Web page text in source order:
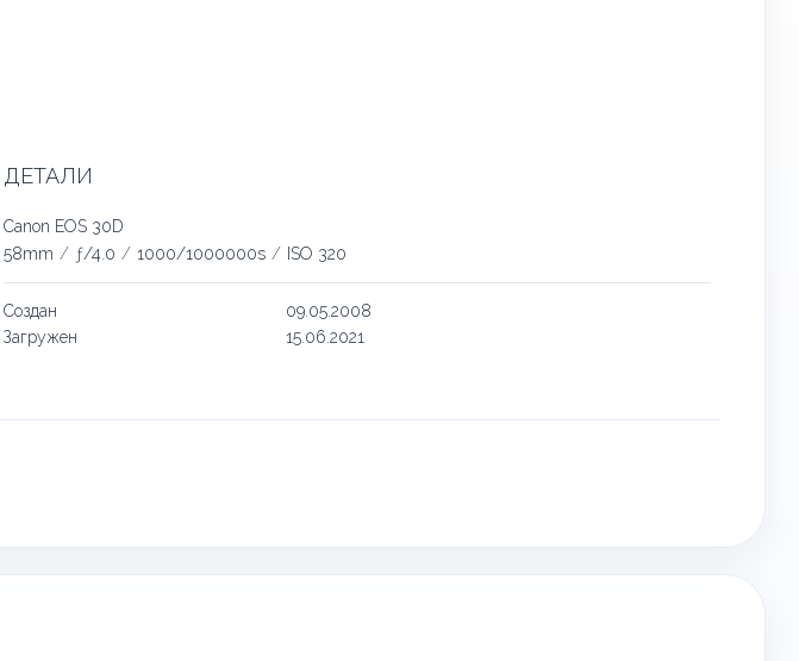
ДЕТАЛИ
Canon EOS 30D
58mm / ƒ/4.0 / 1000/1000000s / ISO 320
Создан
09.05.2008
Загружен
15.06.2021